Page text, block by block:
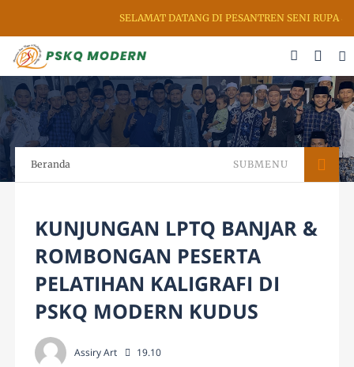
SELAMAT DATANG DI PESANTREN SENI RUPA &
Beranda SUBMENU
KUNJUNGAN LPTQ BANJAR &
ROMBONGAN PESERTA
PELATIHAN KALIGRAFI DI
PSKQ MODERN KUDUS
Assiry Art 19.10